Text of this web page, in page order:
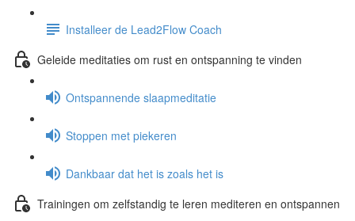
Installeer de Lead2Flow Coach
Geleide meditaties om rust en ontspanning te vinden
Ontspannende slaapmeditatie
Stoppen met piekeren
Dankbaar dat het is zoals het is
Trainingen om zelfstandig te leren mediteren en ontspannen